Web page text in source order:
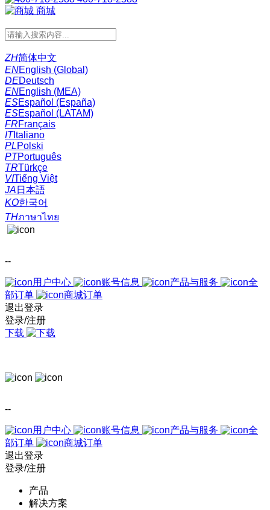
商城
ZH简体中文
ENEnglish (Global)
DEDeutsch
ENEnglish (MEA)
ESEspañol (España)
ESEspañol (LATAM)
FRFrançais
ITItaliano
PLPolski
PTPortuguês
TRTürkçe
VITiếng Việt
JA 日本語
KO한국어
THภาษาไทย
--
用户中心 账号信息 产品与服务
全
部订单
商城订单
退出登录
登录/注册
下载
--
用户中心 账号信息 产品与服务
全
部订单
商城订单
退出登录
登录/注册
产品
解决方案